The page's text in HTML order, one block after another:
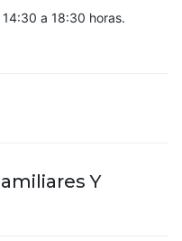
a 18:30 horas.
Y